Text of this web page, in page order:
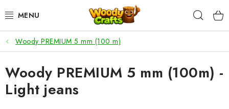
Inhalt
HÄKELN
FLECHTEN
BASTELSETS
Woody PREMIUM 5 mm (100 m)
Woody PREMIUM 5 mm (100m) -
Light jeans